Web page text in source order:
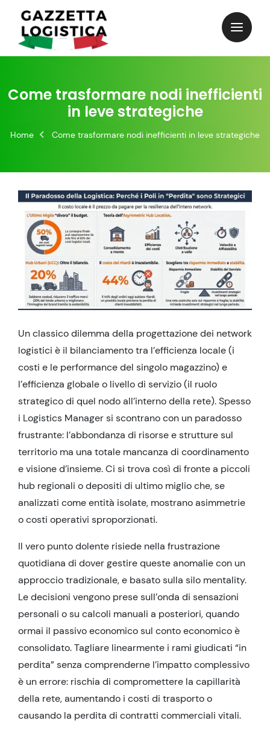
content
Come trasformare nodi inefficienti
in leve strategiche
Home Come trasformare nodi inefficienti in leve strategiche
Un classico dilemma della progettazione dei network
logistici è il bilanciamento tra l’efficienza locale (i
costi e le performance del singolo magazzino) e
l’efficienza globale o livello di servizio (il ruolo
strategico di quel nodo all’interno della rete). Spesso
i Logistics Manager si scontrano con un paradosso
frustrante: l’abbondanza di risorse e strutture sul
territorio ma una totale mancanza di coordinamento
e visione d’insieme. Ci si trova così di fronte a piccoli
hub regionali o depositi di ultimo miglio che, se
analizzati come entità isolate, mostrano asimmetrie
o costi operativi sproporzionati.
Il vero punto dolente risiede nella frustrazione
quotidiana di dover gestire queste anomalie con un
approccio tradizionale, e basato sulla silo mentality.
Le decisioni vengono prese sull’onda di sensazioni
personali o su calcoli manuali a posteriori, quando
ormai il passivo economico sul conto economico è
consolidato. Tagliare linearmente i rami giudicati “in
perdita” senza comprenderne l’impatto complessivo
è un errore: rischia di compromettere la capillarità
della rete, aumentando i costi di trasporto o
causando la perdita di contratti commerciali vitali.